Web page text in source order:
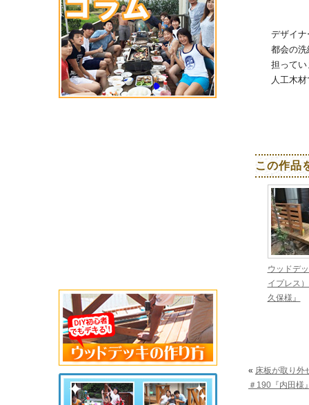
デザイ
都会の
担ってい
人工木
この作品
ウッドデ
イプレス
久保様』
« 床板が取り外
＃190『内田様